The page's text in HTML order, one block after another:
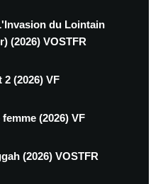
du Lointain
(2026) VOSTFR
(2026) VF
(2026) VF
(2026) VOSTFR